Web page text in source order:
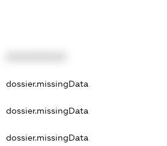
dossier.missingData
dossier.missingData
dossier.missingData